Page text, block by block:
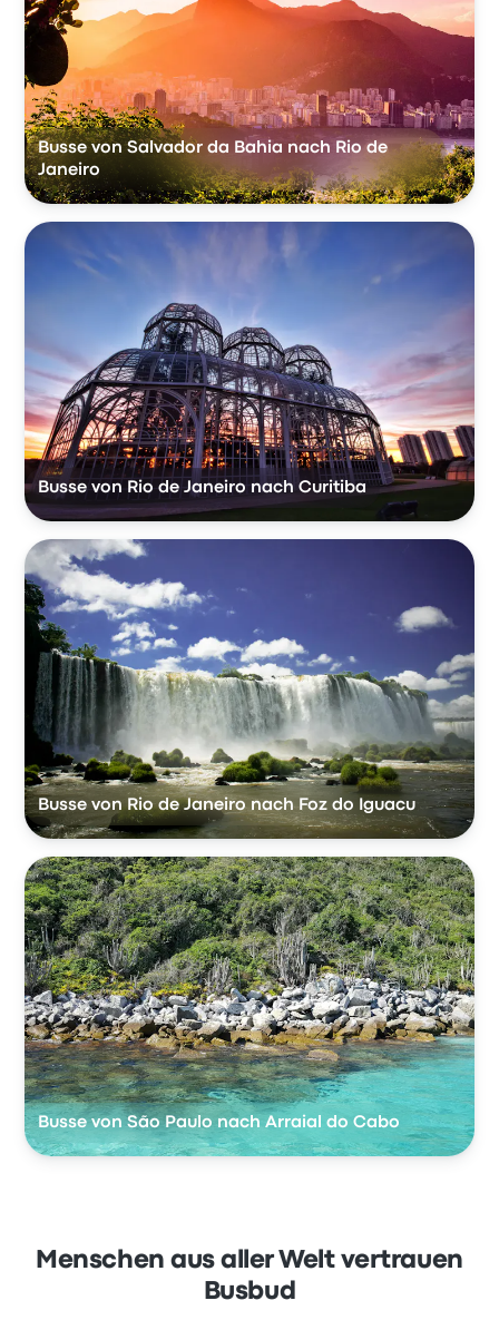
Busse von Salvador da Bahia nach Rio de
Janeiro
Busse von Rio de Janeiro nach Curitiba
Busse von Rio de Janeiro nach Foz do Iguacu
Busse von São Paulo nach Arraial do Cabo
Menschen aus aller Welt vertrauen
Busbud